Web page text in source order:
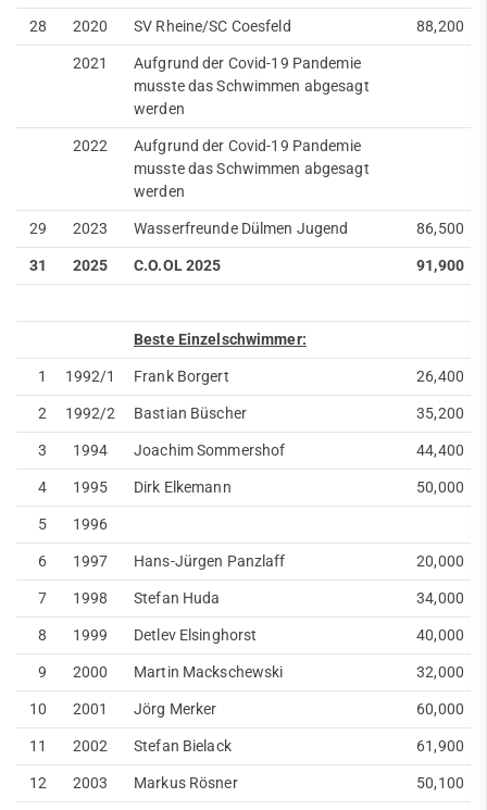
28
2020 SV Rheine/SC Coesfeld
88,200
2021
Aufgrund der Covid-19 Pandemie
musste das Schwimmen abgesagt
werden
2022
Aufgrund der Covid-19 Pandemie
musste das Schwimmen abgesagt
werden
29
2023 Wasserfreunde Dülmen Jugend
86,500
31
2025 C.O.OL 2025 91,900
Beste Einzelschwimmer:
1
1992/1 Frank Borgert
26,400
2
1992/2 Bastian Büscher
35,200
3
1994 Joachim Sommershof
44,400
4
1995 Dirk Elkemann
50,000
5
1996
6
1997 Hans-Jürgen Panzlaff
20,000
7
1998 Stefan Huda
34,000
8
1999 Detlev Elsinghorst
40,000
9
2000 Martin Mackschewski
32,000
10
2001 Jörg Merker
60,000
11
2002 Stefan Bielack
61,900
12
2003 Markus Rösner
50,100